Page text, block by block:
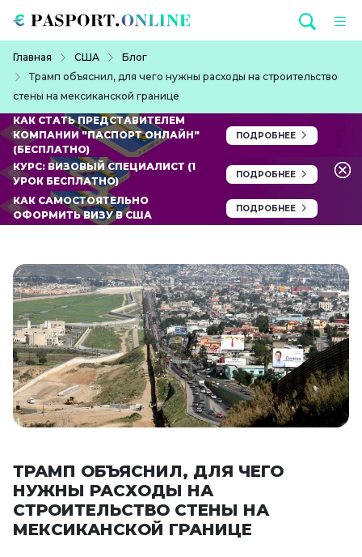
Главная США
Блог
Трамп объяснил, для чего нужны расходы на строительство
стены на мексиканской границе
КАК СТАТЬ ПРЕДСТАВИТЕЛЕМ
КОМПАНИИ "ПАСПОРТ ОНЛАЙН"
(БЕСПЛАТНО)
ПОДРОБНЕЕ
КУРС: ВИЗОВЫЙ СПЕЦИАЛИСТ (1
УРОК БЕСПЛАТНО)
ПОДРОБНЕЕ
КАК САМОСТОЯТЕЛЬНО
ОФОРМИТЬ ВИЗУ В США
ПОДРОБНЕЕ
ТРАМП ОБЪЯСНИЛ, ДЛЯ ЧЕГО
НУЖНЫ РАСХОДЫ НА
СТРОИТЕЛЬСТВО СТЕНЫ НА
МЕКСИКАНСКОЙ ГРАНИЦЕ